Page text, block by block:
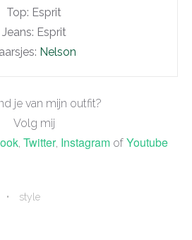
Top: Esprit
Jeans: Esprit
Nelson
je van mijn outfit?
Volg mij
Twitter, Instagram of Youtube
style